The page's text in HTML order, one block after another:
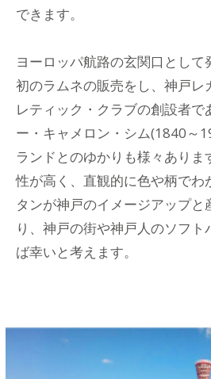
できます。
ヨーロッパ航路の玄関口とし
初のラムネの販売をし、神戸レ
レティック・クラブの創設者
ー・キャメロン・シム(1840～
ランドとのゆかりも様々あり
性が高く、直観的に色や柄でわ
タンが神戸のイメージアップと
り、神戸の街や神戸人のソフ
ば幸いと考えます。